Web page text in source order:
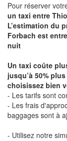
Pour réserver
un taxi entre
L’estimation du
Forbach est
nuit
Un taxi coûte
jusqu’à 50%
choisissez bien
- Les tarifs sont
- Les frais
baggages sont à
- Utilisez notre